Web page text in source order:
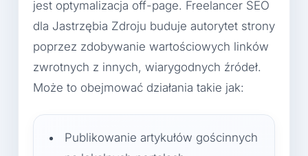
jest optymalizacja off-page. Freelancer SEO
dla Jastrzębia Zdroju buduje autorytet strony
poprzez zdobywanie wartościowych linków
zwrotnych z innych, wiarygodnych źródeł.
Może to obejmować działania takie jak:
Publikowanie artykułów gościnnych